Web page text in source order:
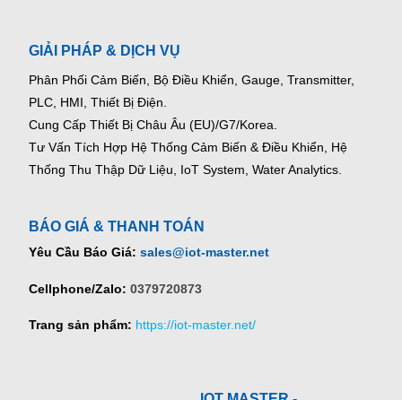
GIẢI PHÁP & DỊCH VỤ
Phân Phối Cảm Biến, Bộ Điều Khiển, Gauge, Transmitter,
PLC, HMI, Thiết Bị Điện.
Cung Cấp Thiết Bị Châu Âu (EU)/G7/Korea.
Tư Vấn Tích Hợp Hệ Thống Cảm Biến & Điều Khiển, Hệ
Thống Thu Thập Dữ Liệu, IoT System, Water Analytics.
BÁO GIÁ & THANH TOÁN
Yêu Cầu Báo Giá: sales@iot-master.net
Cellphone/Zalo: 0379720873
Trang sản phẩm: https://iot-master.net/